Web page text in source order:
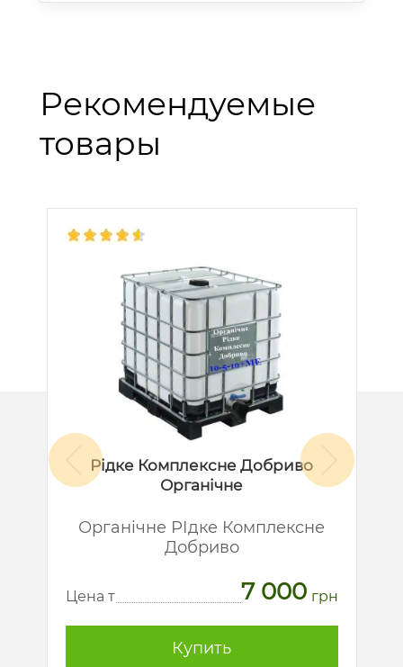
Рекомендуемые
товары
Рідке Комплексне Добриво
Органічне
Органічне РІдке Комплексне
Добриво
Цена т 7 000 грн
Купить